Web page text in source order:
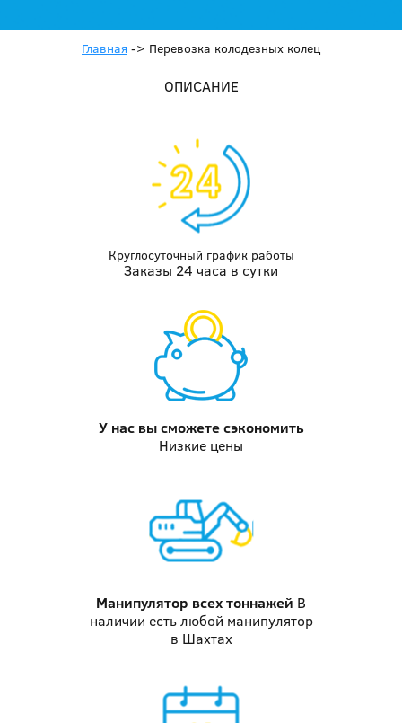
Главная -> Перевозка колодезных колец
ОПИСАНИЕ
Круглосуточный график работы
Заказы 24 часа в сутки
У нас высможете сэкономить
Низкие цены
Манипулятор всех тоннажей В
наличии есть любой манипулятор
в Шахтах